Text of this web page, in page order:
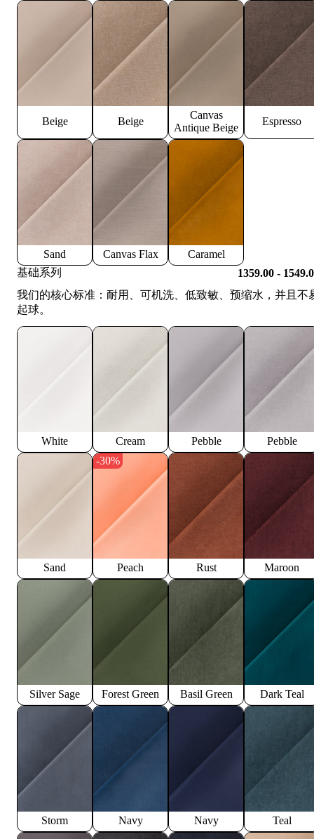
Beige Beige
Canvas
Antique Beige
Espresso
Sand Canvas Flax
Caramel
基础系列
1359.00 -
我们的核心标准：耐用、可机洗、低致敏、预缩水，并且不
起球。
White Cream Pebble Pebble
Sand
-30%
Peach Rust Maroon
Silver Sage Forest Green Basil Green Dark Teal
Storm Navy Navy Teal